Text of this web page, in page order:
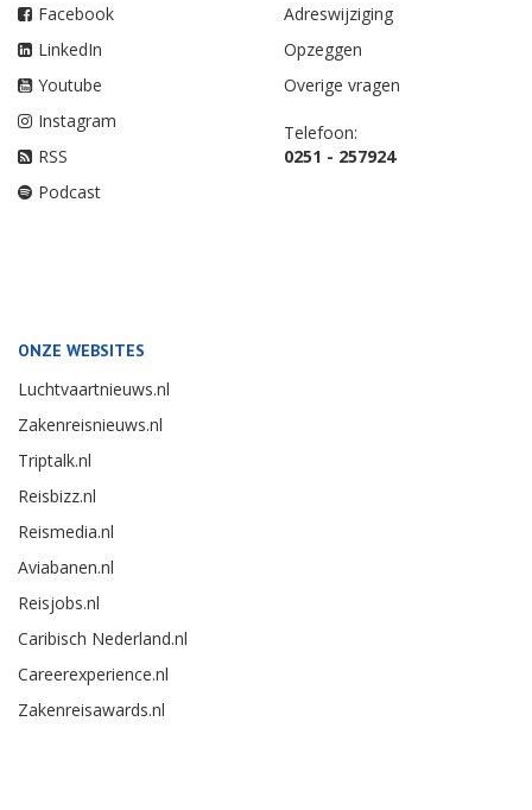
Facebook
LinkedIn
Youtube
Instagram
RSS
Podcast
Adreswijziging
Opzeggen
Overige vragen
Telefoon:
0251 - 257924
ONZE WEBSITES
Luchtvaartnieuws.nl
Zakenreisnieuws.nl
Triptalk.nl
Reisbizz.nl
Reismedia.nl
Aviabanen.nl
Reisjobs.nl
Caribisch Nederland.nl
Careerexperience.nl
Zakenreisawards.nl